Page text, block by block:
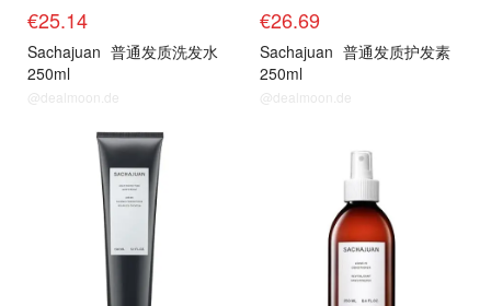
€25.14
Sachajuan 普通发质洗发水
250ml
@dealmoon.de
€26.69
Sachajuan 普通发质护发素
250ml
@dealmoon.de